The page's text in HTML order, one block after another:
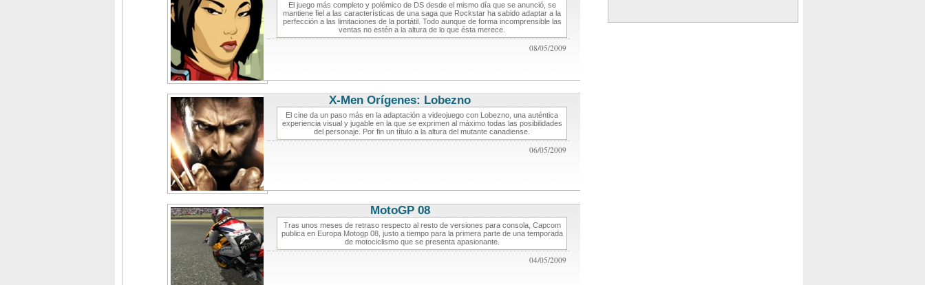
El juego más completo y polémico de DS desde el mismo día que se anunció, se
mantiene fiel a las características de una saga que Rockstar ha sabido adaptar a la
perfección a las limitaciones de la portátil. Todo aunque de forma incomprensible las
ventas no estén a la altura de lo que ésta merece.
08/05/2009
X-Men Orígenes: Lobezno
El cine da un paso más en la adaptación a videojuego con Lobezno, una auténtica
experiencia visual y jugable en la que se exprimen al máximo todas las posibilidades
del personaje. Por fin un título a la altura del mutante canadiense.
06/05/2009
MotoGP 08critica de videojuegos
Tras unos meses de retraso respecto al resto de versiones para consola, Capcom
publica en Europa Motogp 08, justo a tiempo para la primera parte de una temporada
de motociclismo que se presenta apasionante.
04/05/2009